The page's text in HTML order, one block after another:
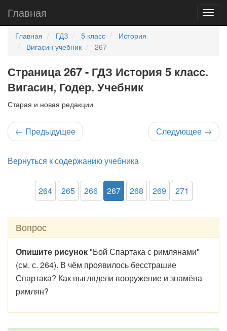
Главная
Главная ГДЗ 5 класс
История
Вигасин учебник
267
Страница 267 - ГДЗ История 5 класс.
Вигасин, Годер. Учебник
Старая и новая редакции
← Предыдущее Следующее →
Вернуться к содержанию учебника
264 265 266 267 268 269 271
Вопрос
Опишите рисунок"Бой Спартака с римлянами"
(см. с. 264). В чём проявилось бесстрашие
Спартака? Как выглядели вооружение и знамёна
римлян?